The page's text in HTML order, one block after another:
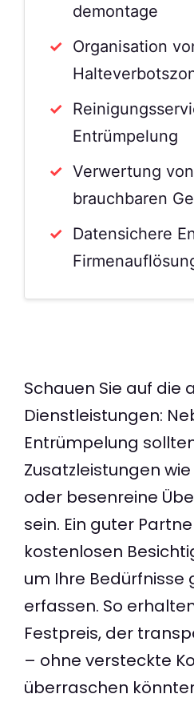
demontage
Organisation
Entrümpelung
Verwertung
brauchbaren
Datensichere
Schauen Sie auf die
Dienstleistungen:
Entrümpelung
Zusatzleistungen
oder besenreine
sein. Ein guter
kostenlosen
um Ihre Bedürfnisse
erfassen. So
Festpreis, der
– ohne versteckte
überraschen